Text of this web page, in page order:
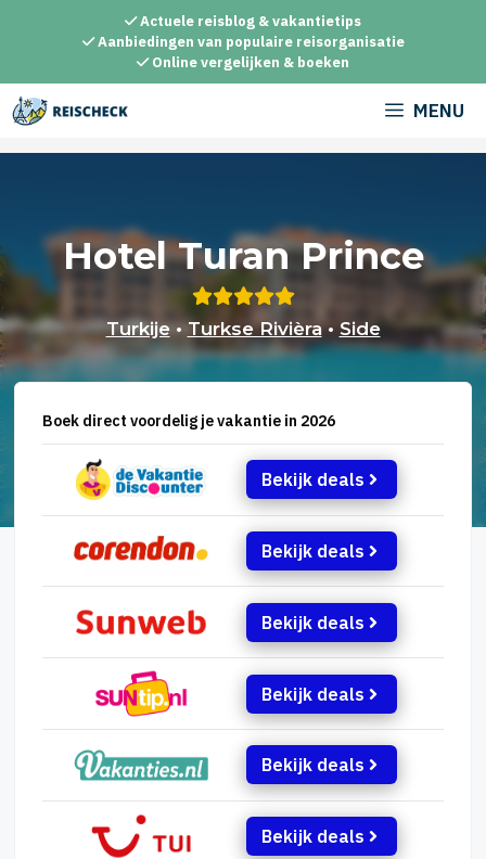
inhoud
Actuele reisblog & vakantietips
Aanbiedingen van populaire reisorganisatie
Online vergelijken & boeken
MENU
Hotel Turan Prince
Turkije • Turkse Rivièra• Side
Boek direct voordelig je vakantie in 2026
Bekijk deals
Bekijk deals
Bekijk deals
Bekijk deals
Bekijk deals
Bekijk deals